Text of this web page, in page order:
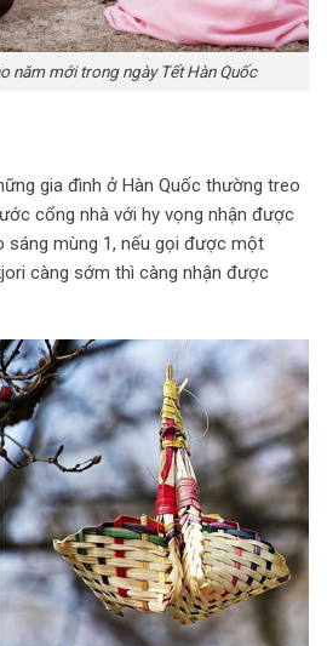
năm mới trong ngày Tết Hàn Quốc
gia đình ở Hàn Quốc thường treo
cổng nhà với hy vọng nhận được
sáng mùng 1, nếu gọi được một
càng sớm thì càng nhận được